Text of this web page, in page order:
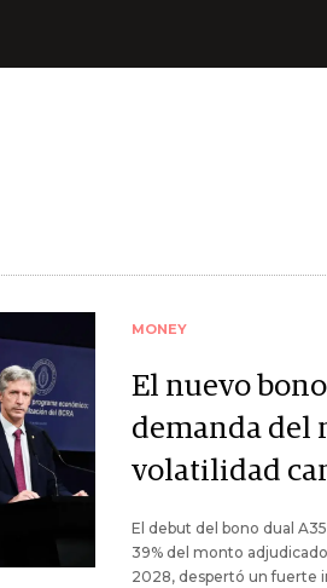
MONEY
El nuevo
demanda del
volatilidad
El debut del bono dual
39% del monto
2028, despertó un fuerte